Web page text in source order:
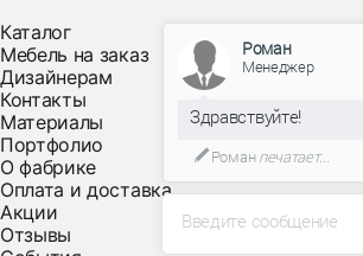
- понедельник с 21.00 до 23.00
- вторник с 8.00 до 16.00
- среда с 21.00 до 23.00
- четверг с 8.00 до 16.00
- пятница с 21.00 до 23.00
- суббота с 8.00 до 16.00.
Каталог
Мебель на заказ
Дизайнерам
Контакты
Материалы
Портфолио
О фабрике
Оплата и доставка
Акции
Отзывы
Введите сообщение
Роман
Менеджер
Здравствуйте!
Романпечатает...